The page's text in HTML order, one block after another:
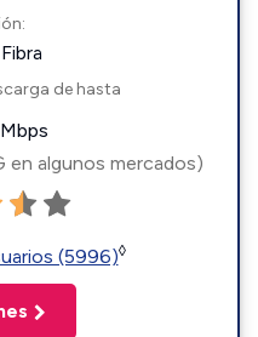
de hasta
Mbps
en algunos mercados)
(5996)◊